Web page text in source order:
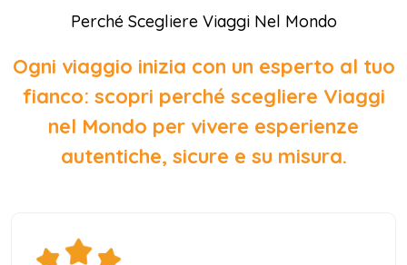
Perché Scegliere Viaggi Nel Mondo
Ogni viaggio inizia con un esperto al tuo
fianco: scopri perché scegliere Viaggi
nel Mondo per vivere esperienze
autentiche, sicure e su misura.